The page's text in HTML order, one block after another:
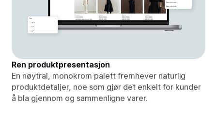
Ren produktpresentasjon
En nøytral, monokrom palett fremhever naturlig
produktdetaljer, noe som gjør det enkelt for kunder
å bla gjennom og sammenligne varer.